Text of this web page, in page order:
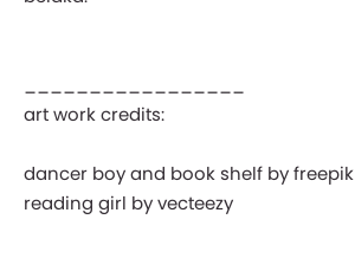
art work credits:
dancer boy and book shelf by freepik
reading girl by vecteezy